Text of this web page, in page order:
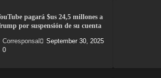
pagará $us 24,5 millones a
por suspensión de su cuenta
Corresponsal
September 30, 2025
0